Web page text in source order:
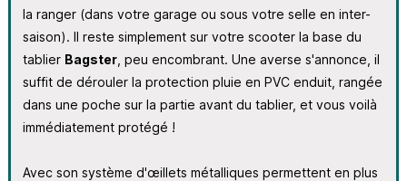
la ranger (dans votre garage ou sous votre selle en inter-
saison). Il reste simplement sur votre scooter la base du
tablier Bagster, peu encombrant. Une averse s'annonce, il
suffit de dérouler la protection pluie en PVC enduit, rangée
dans une poche sur la partie avant du tablier, et vous voilà
immédiatement protégé !
Avec son système d'œillets métalliques permettent en plus